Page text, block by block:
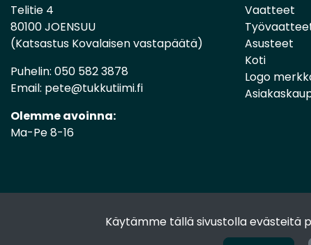
Käytämme tällä sivustolla evästeitä
Telitie 4
80100 JOENSUU
(Katsastus Kovalaisen vastapäätä)
Puhelin: 050 582 3878
Email: pete@tukkutiimi.fi
Olemme avoinna:
Ma-Pe 8-16
Vaatteet
Asusteet
Koti
Logo